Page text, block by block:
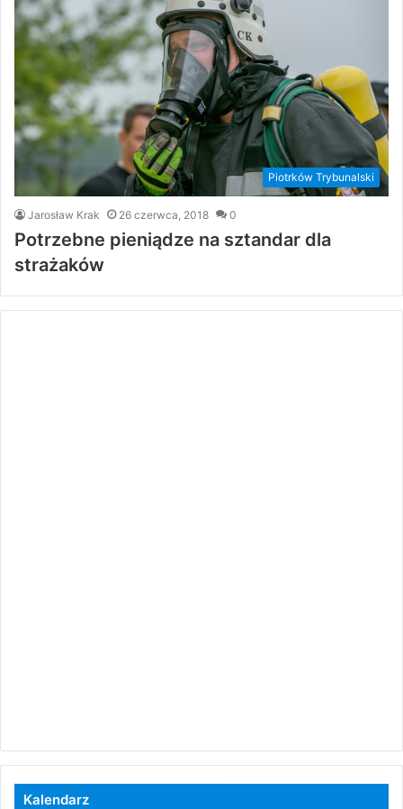
Piotrków Trybunalski
Jarosław Krak 26 czerwca, 2018 0
Potrzebne pieniądze na sztandar dla
strażaków
Kalendarz